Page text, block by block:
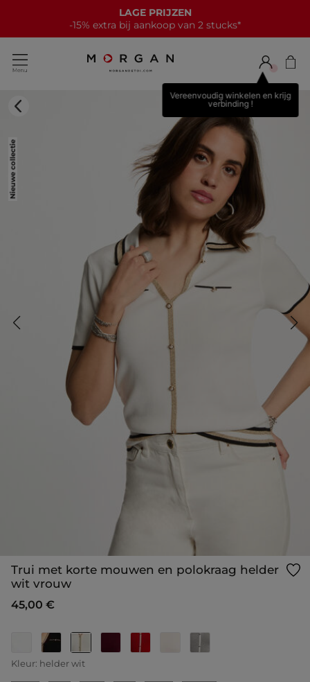
LAGE PRIJZEN
-15% extra bij aankoop van 2 stucks*
Vereenvoudig winkelen en krijg
verbinding !
Nieuwe collectie
Trui met korte mouwen en polokraag helder
wit vrouw
45,00 €
geselecteerd
Kleur: helder wit